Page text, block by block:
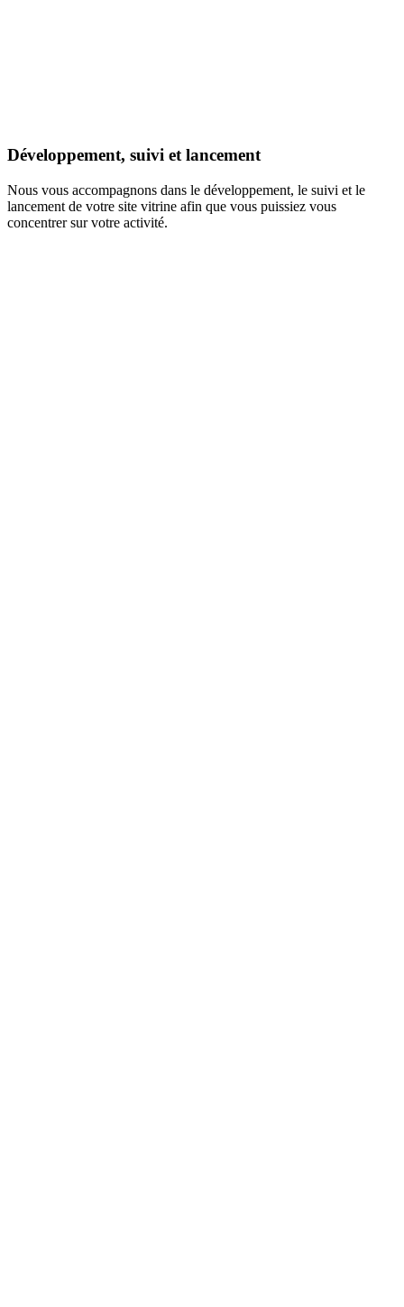
Développement, suivi et lancement
Nous vous accompagnons dans le développement, le suivi et le
lancement de votre site vitrine afin que vous puissiez vous
concentrer sur votre activité.